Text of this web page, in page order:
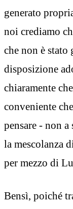
generato
noi crediamo
che non è
disposizione
chiaramente
conveniente
pensare - non
la mescolanza
per mezzo di
Bensì, poiché